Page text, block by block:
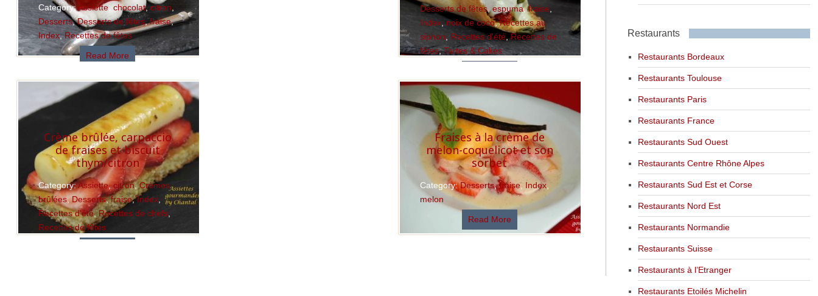
Category:Assiette, chocolat,citron
Desserts,Desserts de fêtes,fraise,
Index,Recettes de fêtes
Read More
Desserts de fêtes,espuma,fraise
Index noix de coco,Recettes au
siphon
Recettes d'été ,Recettes de
fêtes,Tartes & Cakes
Crème brûlée, carpaccio
de fraises et biscuit
thym/citron
Category:Assiette,citron,Crèmes
brûlées,Desserts,fraise,Index,
Recettes d'été,Recettes de chefs,
Recettes de fêtes
Fraises à la crème de
melon-coquelicot et son
sorbet
Category:Desserts,fraise, Index
melon
Read More
Restaurants
Restaurants Bordeaux
Restaurants Toulouse
Restaurants Paris
Restaurants France
Restaurants Sud Ouest
Restaurants Centre Rhône Alpes
Restaurants Sud Est et Corse
Restaurants Nord Est
Restaurants Normandie
Restaurants Suisse
Restaurants à l’Etranger
Restaurants Etoilés Michelin